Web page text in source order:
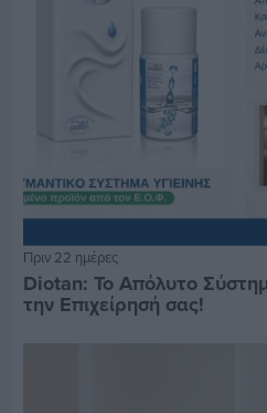
Πριν 22 ημέρες
Diotan: Το Απόλυτο
την Επιχείρησή σας!